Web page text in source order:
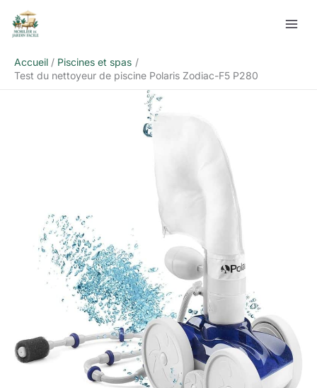
Accueil
Piscines et spas
Test du nettoyeur de piscine Polaris Zodiac-F5 P280
Rechercher